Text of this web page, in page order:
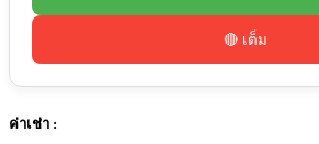
🔴 เต็ม
ค่าเช่า :